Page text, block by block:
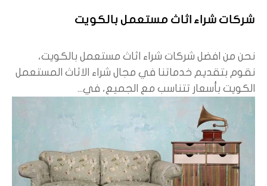
شركات شراء اثاث مستعمل بالكويت
نحن من افضل شركات شراء اثاث مستعمل بالكويت،
نقوم بتقديم خدماتنا في مجال شراء الاثاث المستعمل
الكويت بأسعار تتناسب مع الجميع، في...